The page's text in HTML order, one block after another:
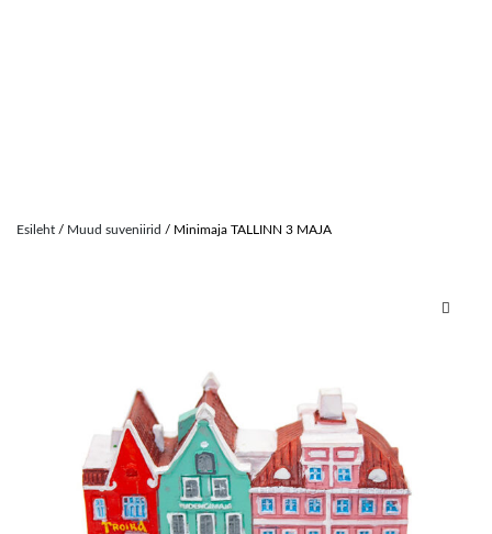
Esileht / Muud suveniirid / Minimaja TALLINN 3 MAJA